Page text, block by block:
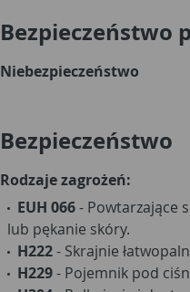
Bezpieczeństwo
Niebezpieczeństwo
Bezpieczeństwo
Rodzaje zagrożeń:
EUH 066- Powtarzające
lub pękanie skóry.
H222- Skrajnie
H229- Pojemnik pod